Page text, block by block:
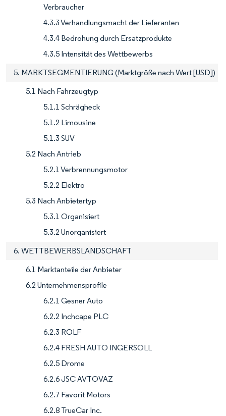
Verbraucher
4.3.3 Verhandlungsmacht der Lieferanten
4.3.4 Bedrohung durch Ersatzprodukte
4.3.5 Intensität des Wettbewerbs
5. MARKTSEGMENTIERUNG (Marktgröße nach Wert [USD])
5.1 Nach Fahrzeugtyp
5.1.1 Schrägheck
5.1.2 Limousine
5.1.3 SUV
5.2 Nach Antrieb
5.2.1 Verbrennungsmotor
5.2.2 Elektro
5.3 Nach Anbietertyp
5.3.1 Organisiert
5.3.2 Unorganisiert
6. WETTBEWERBSLANDSCHAFT
6.1 Marktanteile der Anbieter
6.2 Unternehmensprofile
6.2.1 Gesner Auto
6.2.2 Inchcape PLC
6.2.3 ROLF
6.2.4 FRESH AUTO INGERSOLL
6.2.5 Drome
6.2.6 JSC AVTOVAZ
6.2.7 Favorit Motors
6.2.8 TrueCar Inc.